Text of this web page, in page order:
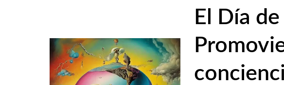
El Día